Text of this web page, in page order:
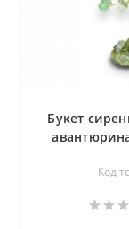
Букет
Код